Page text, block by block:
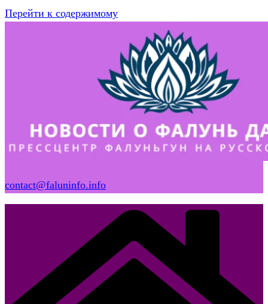
Перейти к содержимому
contact@faluninfo.info